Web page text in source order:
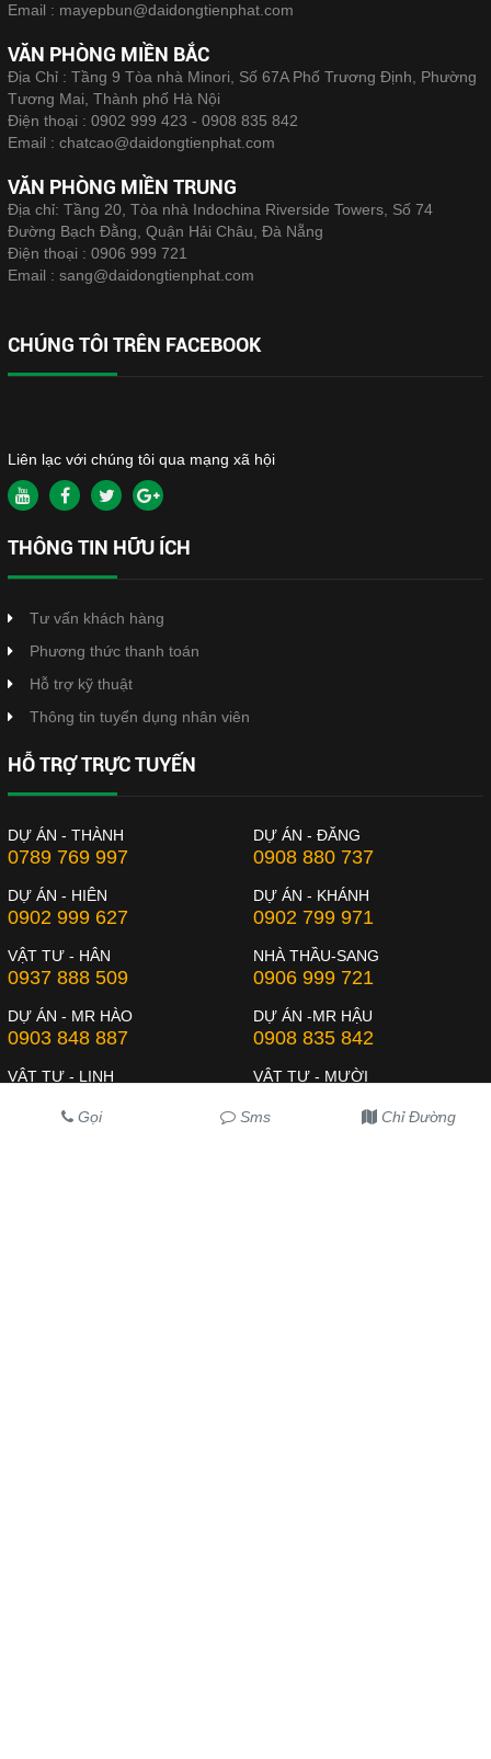
Email : mayepbun@daidongtienphat.com
VĂN PHÒNG MIỀN BẮC
Địa Chỉ : Tầng 9 Tòa nhà Minori, Số 67A Phố Trương Định, Phường
Tương Mai, Thành phố Hà Nội
Điện thoại : 0902 999 423 - 0908 835 842
Email : chatcao@daidongtienphat.com
VĂN PHÒNG MIỀN TRUNG
Địa chỉ: Tầng 20, Tòa nhà Indochina Riverside Towers, Số 74
Đường Bạch Đằng, Quận Hải Châu, Đà Nẵng
Điện thoại : 0906 999 721
Email : sang@daidongtienphat.com
CHÚNG TÔI TRÊN FACEBOOK
Liên lạc với chúng tôi qua mạng xã hội
THÔNG TIN HỮU ÍCH
Tư vấn khách hàng
Phương thức thanh toán
Hỗ trợ kỹ thuật
Thông tin tuyển dụng nhân viên
HỖ TRỢ TRỰC TUYẾN
DỰ ÁN - THÀNH
0789 769 997
DỰ ÁN - ĐĂNG
0908 880 737
DỰ ÁN - HIÊN
0902 999 627
DỰ ÁN - KHÁNH
0902 799 971
VẬT TƯ - HÂN
0937 888 509
NHÀ THẦU-SANG
0906 999 721
DỰ ÁN - MR HÀO
0903 848 887
DỰ ÁN -MR HẬU
0908 835 842
VẬT TƯ - LINH VẬT TƯ - MƯỜI
Gọi Sms Chỉ Đường